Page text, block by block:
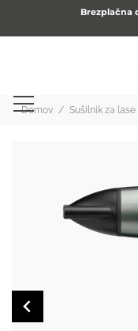
Brezplačna
Domov / Sušilnik za lase